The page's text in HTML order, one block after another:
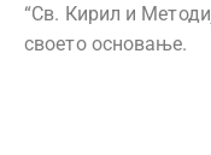
“Св. Кирил и
своето основање.